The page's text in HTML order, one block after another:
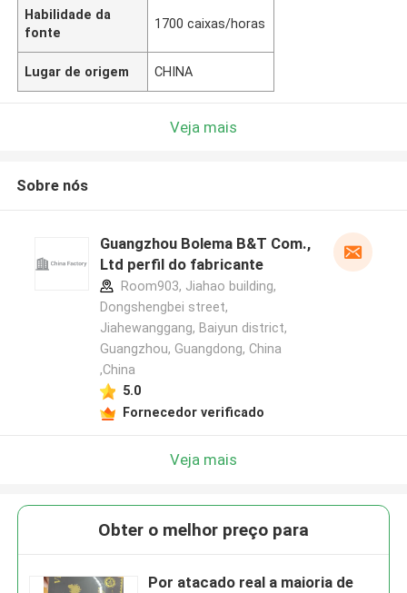
Habilidade da
fonte
1700 caixas/horas
Lugar de origem CHINA
Veja mais
Sobre nós
Guangzhou Bolema B&T Com.,
Ltd perfil do fabricante
Room903, Jiahao building,
Dongshengbei street,
Jiahewanggang, Baiyun district,
Guangzhou, Guangdong, China
,China
5.0
Fornecedor verificado
Veja mais
Obter o melhor preço para
Por atacado real a maioria de